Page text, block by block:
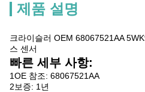
제품 설명
크라이슬러 OEM 68067521AA
스 센서
빠른 세부 사항:
1OE 참조: 68067521AA
2보증: 1년